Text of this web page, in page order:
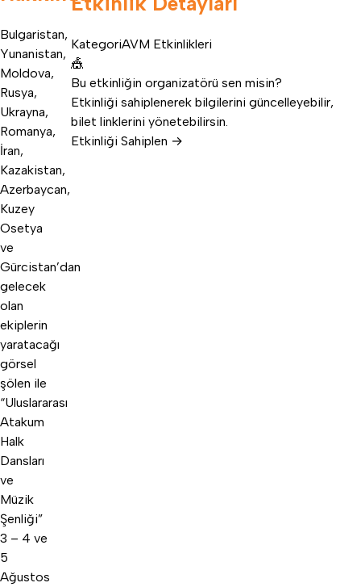
Bulgaristan,
Yunanistan,
Moldova,
Rusya,
Ukrayna,
Romanya,
İran,
Kazakistan,
Azerbaycan,
Kuzey
Osetya
ve
Gürcistan’dan
gelecek
olan
ekiplerin
yaratacağı
görsel
şölen ile
“Uluslararası
Atakum
Halk
Dansları
ve
Müzik
Şenliği”
3 – 4 ve
5
Ağustos
KategoriAVM Etkinlikleri
🎪
Bu etkinliğin organizatörü sen misin?
Etkinliği sahiplenerek bilgilerini güncelleyebilir,
bilet linklerini yönetebilirsin.
Etkinliği Sahiplen →